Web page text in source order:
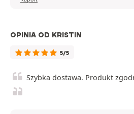
OPINIA OD KRISTIN
5/5
Szybka dostawa. Produkt